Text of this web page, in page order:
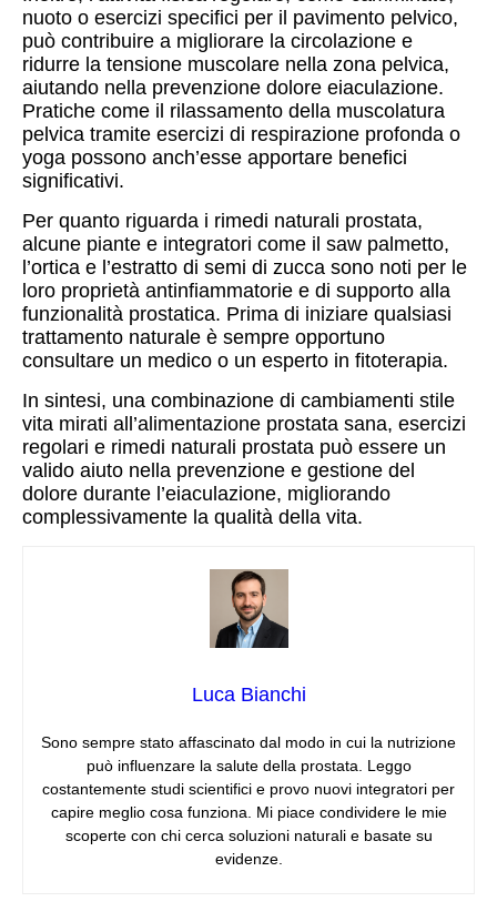
nuoto o esercizi specifici per il pavimento pelvico,
può contribuire a migliorare la circolazione e
ridurre la tensione muscolare nella zona pelvica,
aiutando nella prevenzione dolore eiaculazione.
Pratiche come il rilassamento della muscolatura
pelvica tramite esercizi di respirazione profonda o
yoga possono anch’esse apportare benefici
significativi.
Per quanto riguarda i rimedi naturali prostata,
alcune piante e integratori come il saw palmetto,
l’ortica e l’estratto di semi di zucca sono noti per le
loro proprietà antinfiammatorie e di supporto alla
funzionalità prostatica. Prima di iniziare qualsiasi
trattamento naturale è sempre opportuno
consultare un medico o un esperto in fitoterapia.
In sintesi, una combinazione di cambiamenti stile
vita mirati all’alimentazione prostata sana, esercizi
regolari e rimedi naturali prostata può essere un
valido aiuto nella prevenzione e gestione del
dolore durante l’eiaculazione, migliorando
complessivamente la qualità della vita.
Luca Bianchi
Sono sempre stato affascinato dal modo in cui la nutrizione
può influenzare la salute della prostata. Leggo
costantemente studi scientifici e provo nuovi integratori per
capire meglio cosa funziona. Mi piace condividere le mie
scoperte con chi cerca soluzioni naturali e basate su
evidenze.